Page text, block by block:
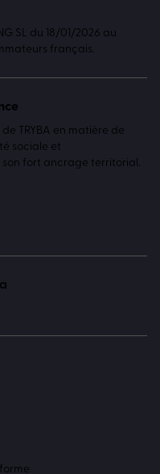
SL du 18/01/2026 au
français.
TRYBA en matière de
sociale et
fort ancrage territorial.